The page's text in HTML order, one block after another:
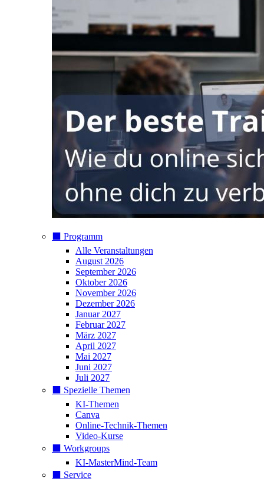
⬛️ Programm
Alle Veranstaltungen
August 2026
September 2026
Oktober 2026
November 2026
Dezember 2026
Januar 2027
Februar 2027
März 2027
April 2027
Mai 2027
Juni 2027
Juli 2027
⬛️ Spezielle Themen
KI-Themen
Canva
Online-Technik-Themen
Video-Kurse
⬛️ Workgroups
KI-MasterMind-Team
⬛️ Service